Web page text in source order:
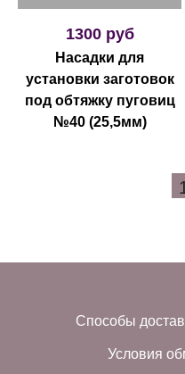
1300 руб
Насадки для
установки заготовок
под обтяжку пуговиц
№40 (25,5мм)
Способы
Условия